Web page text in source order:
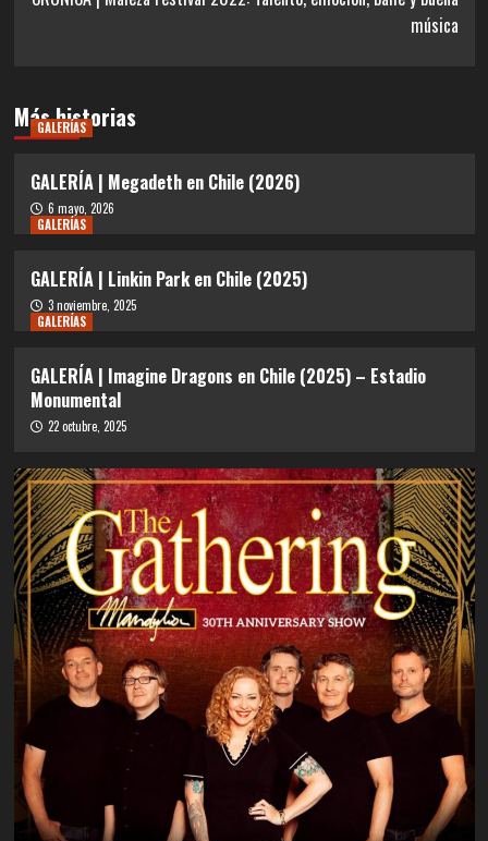
música
Más historias
GALERÍAS
GALERÍA | Megadeth en Chile (2026)
6 mayo, 2026
GALERÍAS
GALERÍA | Linkin Park en Chile (2025)
3 noviembre, 2025
GALERÍAS
GALERÍA | Imagine Dragons en Chile (2025) – Estadio
Monumental
22 octubre, 2025